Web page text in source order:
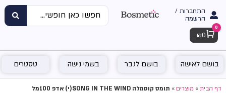
התחברות /
הרשמה
Cart
0
₪ 0
בושם לאישה בושם לגבר בשמי נישה טסטרים
דף הבית»מוצרים»תומס קוסמלה SONG IN THE WIND(י) אדפ 100מל